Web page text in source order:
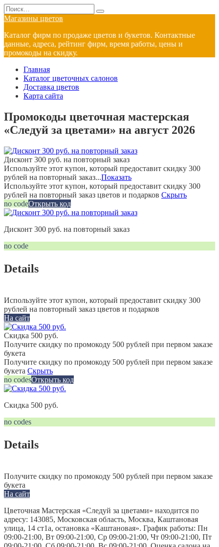
Перейти
к
содержанию
Search
for:
Магазины цветов
Каталог фирм по продаже цветов и букетов. Контактные
данные, адреса, рейтинг фирм, время работы, цены и
промокоды на скидку.
Главная
Каталог цветочных салонов
Доставка цветов
Карта сайта
Промокоды цветочная мастерская
«Следуй за цветами» на август 2026
Дисконт 300 руб. на повторный заказ
Используйте этот купон, который предоставит скидку 300
рублей на повторный заказ...Показать
Используйте этот купон, который предоставит скидку 300
рублей на повторный заказ цветов и подарков Скрыть
no codeОткрыть код
Дисконт 300 руб. на повторный заказ
no code
Details
Используйте этот купон, который предоставит скидку 300
рублей на повторный заказ цветов и подарков
На сайт
Скидка 500 руб.
Получите скидку по промокоду 500 рублей при первом заказе
букета
Получите скидку по промокоду 500 рублей при первом заказе
букета Скрыть
no codesОткрыть код
Скидка 500 руб.
no codes
Details
Получите скидку по промокоду 500 рублей при первом заказе
букета
На сайт
Цветочная Мастерская «Следуй за цветами» находится по
адресу: 143085, Московская область, Москва, Каштановая
улица, 14 ст1а, остановка «Каштановая». График работы: Пн
09:00-21:00, Вт 09:00-21:00, Ср 09:00-21:00, Чт 09:00-21:00, Пт